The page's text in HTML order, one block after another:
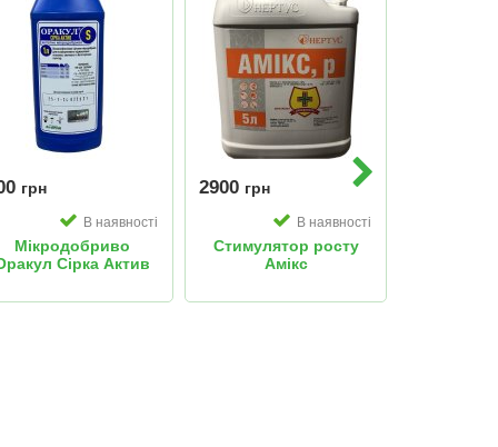
грн
В наявності
Мікродобриво
Сірка Актив
2900 грн
В наявності
Cтимулятор росту
Амікс